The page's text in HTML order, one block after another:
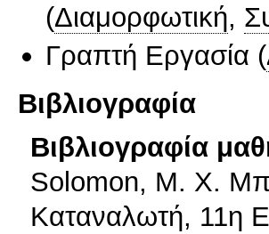
(Διαμορφωτική,
Γραπτή Εργασία (
Βιβλιογραφία
Βιβλιογραφία
Solomon, M. X.
Καταναλωτή, 11η